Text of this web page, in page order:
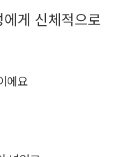
게 신체적으로
에요